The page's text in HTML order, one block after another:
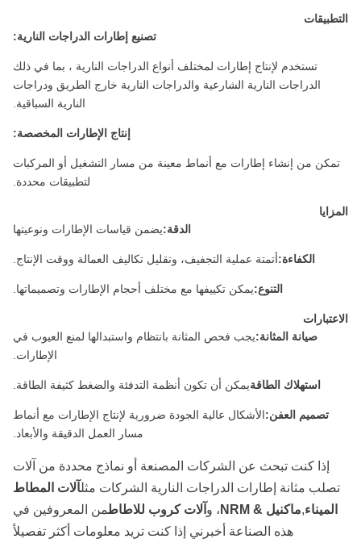
التطبيقات
تصنيع إطارات الدراجات النارية:
تستخدم لإنتاج إطارات لمختلف أنواع الدراجات النارية ، بما في ذلك
الدراجات النارية الشارعية والدراجات النارية خارج الطريق ودراجات
النارية السباقية.
إنتاج الإطارات المخصصة:
تمكن من إنشاء إطارات مع أنماط معينة من مسار التشغيل أو المركبات
لتطبيقات محددة.
المزايا
الدقة:يضمن قياسات الإطارات ونوعيتها
الكفاءة:أتمتة عملية التجفيف، وتقليل تكاليف العمالة ووقت الإنتاج.
التنوع:يمكن تكييفها مع مختلف أحجام الإطارات وتصميماتها.
الاعتبارات
صيانة المثانة:يجب فحص المثانة بانتظام واستبدالها لمنع العيوب في
الإطارات.
استهلاك الطاقةيمكن أن تكون أنظمة التدفئة والضغط كثيفة الطاقة.
تصميم العفن:الأشكال عالية الجودة ضرورية لإنتاج الإطارات مع أنماط
مسار العمل الدقيقة والأبعاد.
إذا كنت تبحث عن الشركات المصنعة أو نماذج محددة من آلات
تصلب مثانة إطارات الدراجات النارية الشركات مثلآلات المطاط
الميناء,ماكنيل & NRM ، و آلات كروب للاطاطمن المعروفين في
هذه الصناعة أخبرني إذا كنت تريد معلومات أكثر تفصيلاً